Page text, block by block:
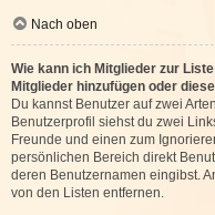
Nach oben
Wie kann ich Mitglieder zur
Mitglieder hinzufügen oder
Du kannst Benutzer auf zwei
Benutzerprofil siehst du zwei
Freunde und einen zum
persönlichen Bereich direkt
deren Benutzernamen eingibst.
von den Listen entfernen.